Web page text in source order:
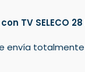
SELECO 28
envía